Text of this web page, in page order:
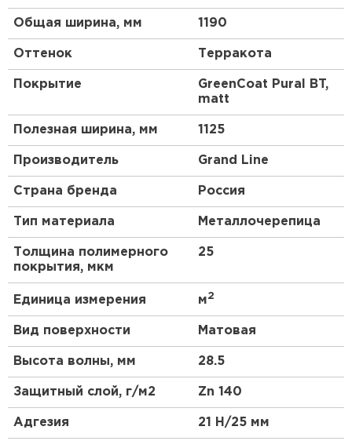
Общая ширина, мм 1190
Оттенок Терракота
Покрытие
GreenCoat Pural BT,
matt
Полезная ширина, мм 1125
Производитель Grand Line
Страна бренда Россия
Тип материала Металлочерепица
Толщина полимерного
покрытия, мкм
25
Единица измерения м2
Вид поверхности Матовая
Высота волны, мм 28.5
Защитный слой, г/м2 Zn 140
Адгезия 21 Н/25 мм